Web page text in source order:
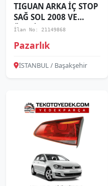
TIGUAN ARKA İÇ STOP
SAĞ SOL 2008 VE
ÜZERİ / KAMPANYA
İlan No: 21149868
Pazarlık
İSTANBUL / Başakşehir